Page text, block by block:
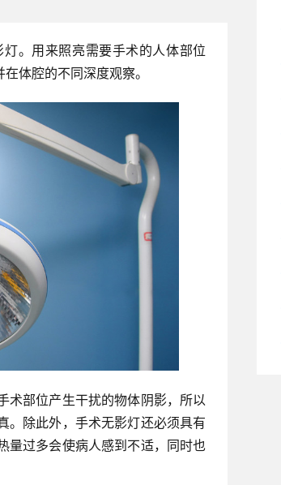
。用来照亮需要手术的人体部位
体腔的不同深度观察。
术部位产生干扰的物体阴影，所以
。除此外，手术无影灯还必须具有
量过多会使病人感到不适，同时也